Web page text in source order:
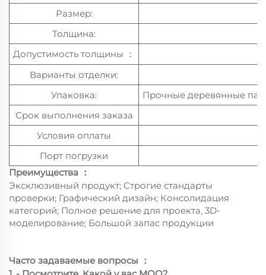
Размер:
Толщина:
Допустимость толщины
：
Варианты отделки:
Упаковка:
Прочные деревянные
Срок выполнения заказа
Условия оплаты
Порт погрузки
Преимущества
：
Эксклюзивный продукт; Строгие стандарты
проверки; Графический дизайн; Консолидация
категорий; Полное решение для проекта, 3D-
моделирование; Большой запас продукции
Часто задаваемые вопросы ：